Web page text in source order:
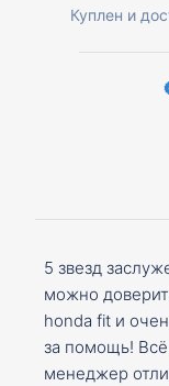
Куплен и
5 звезд
можно
honda fit и
за помощь!
менеджер